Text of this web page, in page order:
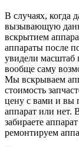
В случаях, когда
вызывающую
вскрытием
аппараты после
увидели масштаб
вообще саму
Мы вскрываем
стоимость
цену с вами и вы
аппарат или нет.
забираете
ремонтируем